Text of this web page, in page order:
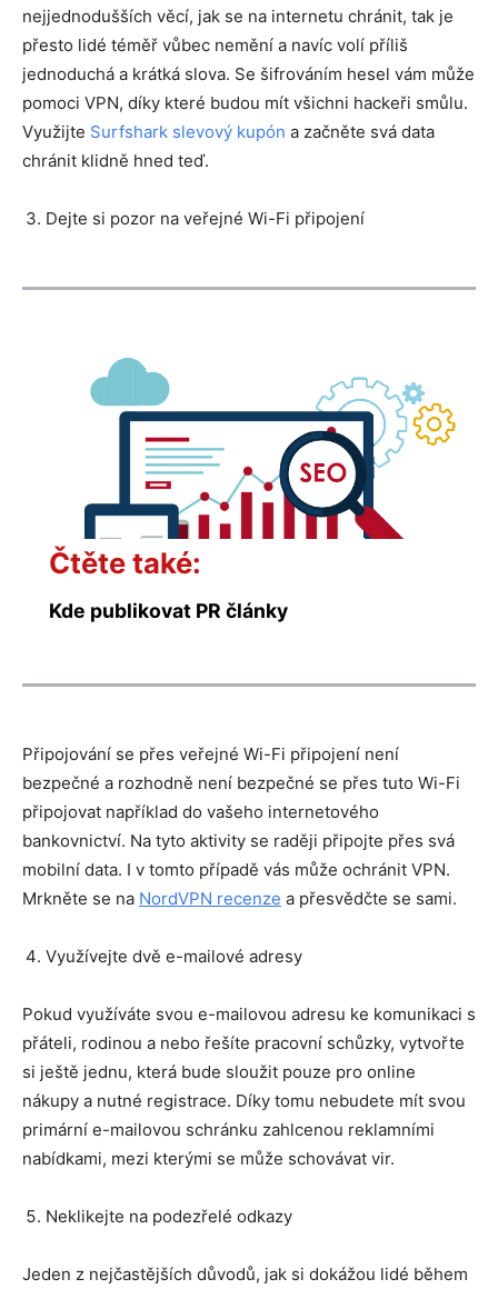
nejjednodušších věcí, jak se na internetu chránit, tak je
přesto lidé téměř vůbec nemění a navíc volí příliš
jednoduchá a krátká slova. Se šifrováním hesel vám může
pomoci VPN, díky které budou mít všichni hackeři smůlu.
Využijte Surfshark slevový kupón a začněte svá data
chránit klidně hned teď.
Dejte si pozor na veřejné Wi-Fi připojení
Čtěte také:
Kde publikovat PR články
Připojování se přes veřejné Wi-Fi připojení není
bezpečné a rozhodně není bezpečné se přes tuto Wi-Fi
připojovat například do vašeho internetového
bankovnictví. Na tyto aktivity se raději připojte přes svá
mobilní data. I v tomto případě vás může ochránit VPN.
Mrkněte se na NordVPN recenze a přesvědčte se sami.
Využívejte dvě e-mailové adresy
Pokud využíváte svou e-mailovou adresu ke komunikaci s
přáteli, rodinou a nebo řešíte pracovní schůzky, vytvořte
si ještě jednu, která bude sloužit pouze pro online
nákupy a nutné registrace. Díky tomu nebudete mít svou
primární e-mailovou schránku zahlcenou reklamními
nabídkami, mezi kterými se může schovávat vir.
Neklikejte na podezřelé odkazy
Jeden z nejčastějších důvodů, jak si dokážou lidé během